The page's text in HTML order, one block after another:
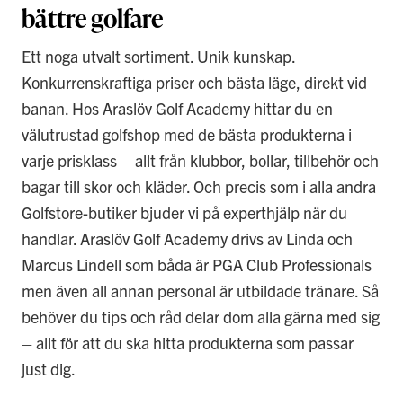
bättre golfare
Ett noga utvalt sortiment. Unik kunskap.
Konkurrenskraftiga priser och bästa läge, direkt vid
banan. Hos Araslöv Golf Academy hittar du en
välutrustad golfshop med de bästa produkterna i
varje prisklass – allt från klubbor, bollar, tillbehör och
bagar till skor och kläder. Och precis som i alla andra
Golfstore-butiker bjuder vi på experthjälp när du
handlar. Araslöv Golf Academy drivs av Linda och
Marcus Lindell som båda är PGA Club Professionals
men även all annan personal är utbildade tränare. Så
behöver du tips och råd delar dom alla gärna med sig
– allt för att du ska hitta produkterna som passar
just dig.